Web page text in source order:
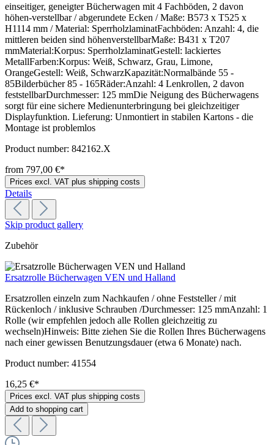
einseitiger, geneigter Bücherwagen mit 4 Fachböden, 2 davon
höhen-verstellbar / abgerundete Ecken / Maße: B573 x T525 x
H1114 mm / Material: SperrholzlaminatFachböden: Anzahl: 4, die
mittleren beiden sind höhenverstellbarMaße: B431 x T207
mmMaterial:Korpus: SperrholzlaminatGestell: lackiertes
MetallFarben:Korpus: Weiß, Schwarz, Grau, Limone,
OrangeGestell: Weiß, SchwarzKapazität:Normalbände 55 -
85Bilderbücher 85 - 165Räder:Anzahl: 4 Lenkrollen, 2 davon
feststellbarDurchmesser: 125 mmDie Neigung des Bücherwagens
sorgt für eine sichere Medienunterbringung bei gleichzeitiger
Displayfunktion. Lieferung: Unmontiert in stabilen Kartons - die
Montage ist problemlos
Product number: 842162.X
from 797,00 €*
Prices excl. VAT plus shipping costs
Details
Skip product gallery
Zubehör
Ersatzrolle Bücherwagen VEN und Halland
Ersatzrollen einzeln zum Nachkaufen / ohne Feststeller / mit
Rückenloch / inklusive Schrauben /Durchmesser: 125 mmAnzahl: 1
Rolle (wir empfehlen jedoch alle Rollen gleichzeitig zu
wechseln)Hinweis: Bitte ziehen Sie die Rollen Ihres Bücherwagens
nach einer gewissen Benutzungsdauer (etwa 6 Monate) nach.
Product number: 41554
16,25 €*
Prices excl. VAT plus shipping costs
Add to shopping cart